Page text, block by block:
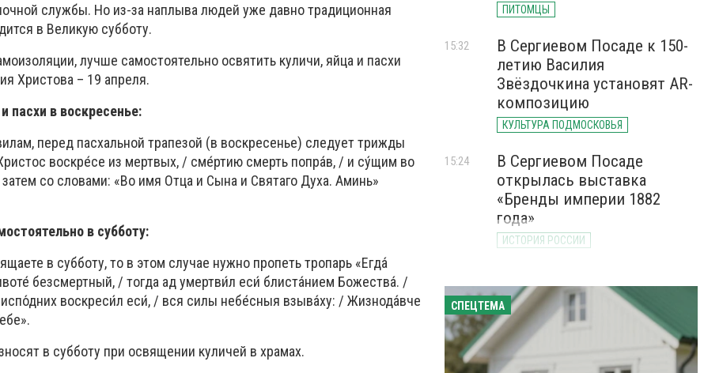
службы. Но из-за наплыва людей уже давно традиционная
в Великую субботу.
лучше самостоятельно освятить куличи, яйца и пасхи
Христова – 19 апреля.
пасхи в воскресенье:
перед пасхальной трапезой (в воскресенье) следует трижды
воскре́се из мертвых, / сме́ртию смерть попра́в, / и су́щим во
со словами: «Во имя Отца и Сына и Святаго Духа. Аминь»
в субботу:
в субботу, то в этом случае нужно пропеть тропарь «Егда́
безсмертный, / тогда ад умертви́л еси́ блиста́нием Божества́. /
воскреси́л еси́, / вся силы небе́сныя взыва́ху: / Жизнода́вче
в субботу при освящении куличей в храмах.
ПИТОМЦЫ
В Сергиевом Посаде к 150-
летию Василия
Звёздочкина установят AR-
композицию
КУЛЬТУРА ПОДМОСКОВЬЯ
15:32
В Сергиевом Посаде
открылась выставка
«Бренды империи 1882
года»
ИСТОРИЯ РОССИИ
15:24
СПЕЦТЕМА